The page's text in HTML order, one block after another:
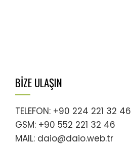
BİZE ULAŞIN
TELEFON: +90 224 221 32 46
GSM: +90 552 221 32 46
MAIL: daio@daio.web.tr